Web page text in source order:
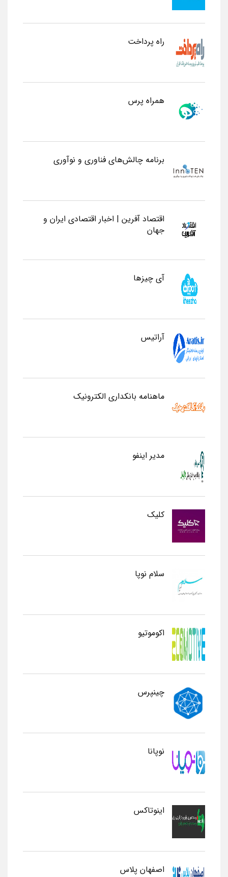
راه پرداخت
همراه پرس
برنامه چالش‌های فناوری و نوآوری
اقتصاد آفرین | اخبار اقتصادی ایران و
جهان
آی چیزها
آراتیس
ماهنامه بانکداری الکترونیک
مدیر اینفو
کلیک
سلام نوپا
اکوموتیو
چینپرس
نوپانا
اینوتاکس
اصفهان پلاس